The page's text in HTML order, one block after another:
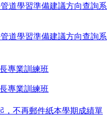
道學習準備建議方向查詢系
道學習準備建議方向查詢系
專業訓練班
專業訓練班
，不再郵件紙本學期成績單